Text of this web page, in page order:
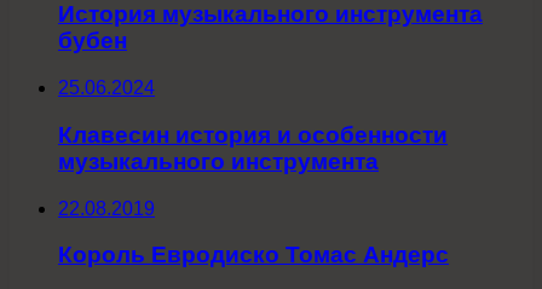
История музыкального инструмента
бубен
25.06.2024
Клавесин история и особенности
музыкального инструмента
22.08.2019
Король Евродиско Томас Андерс